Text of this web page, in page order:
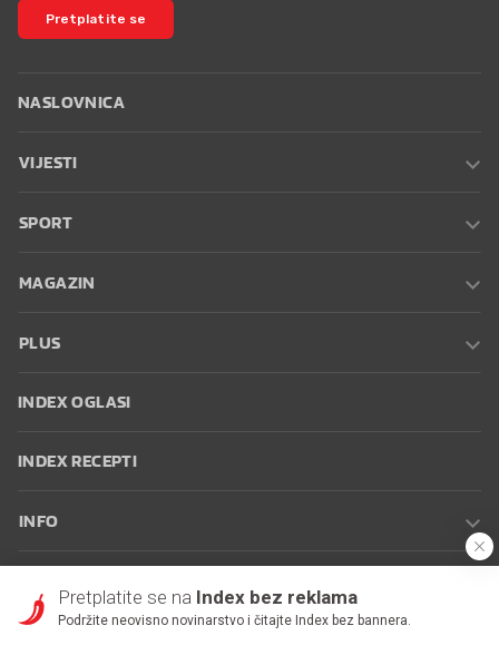
Pretplatite se
NASLOVNICA
VIJESTI
SPORT
MAGAZIN
PLUS
INDEX OGLASI
INDEX RECEPTI
INFO
korištenja
Postavke kolačića
Pretplatite se na Index bez reklama
Podržite neovisno novinarstvo i čitajte Index bez bannera.